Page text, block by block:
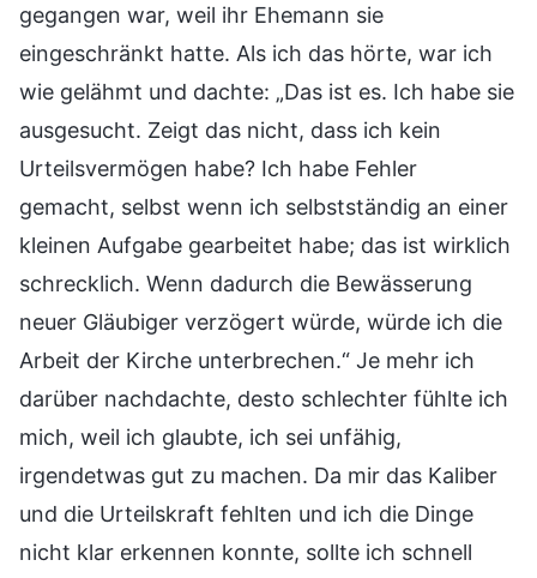
gegangen war, weil ihr Ehemann sie
eingeschränkt hatte. Als ich das hörte, war ich
wie gelähmt und dachte: „Das ist es. Ich habe sie
ausgesucht. Zeigt das nicht, dass ich kein
Urteilsvermögen habe? Ich habe Fehler
gemacht, selbst wenn ich selbstständig an einer
kleinen Aufgabe gearbeitet habe; das ist wirklich
schrecklich. Wenn dadurch die Bewässerung
neuer Gläubiger verzögert würde, würde ich die
Arbeit der Kirche unterbrechen.“ Je mehr ich
darüber nachdachte, desto schlechter fühlte ich
mich, weil ich glaubte, ich sei unfähig,
irgendetwas gut zu machen. Da mir das Kaliber
und die Urteilskraft fehlten und ich die Dinge
nicht klar erkennen konnte, sollte ich schnell